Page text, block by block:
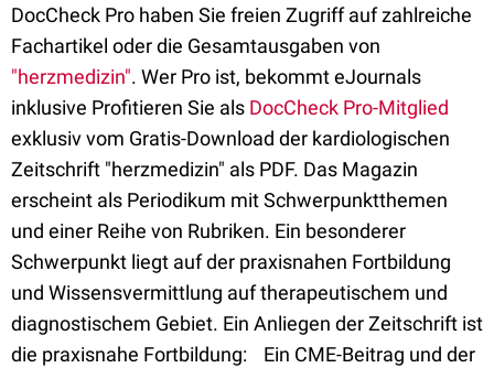
DocCheck Pro haben Sie freien Zugriff auf zahlreiche
Fachartikel oder die Gesamtausgaben von
"herzmedizin". Wer Pro ist, bekommt eJournals
inklusive Profitieren Sie als DocCheck Pro-Mitglied
exklusiv vom Gratis-Download der kardiologischen
Zeitschrift "herzmedizin" als PDF. Das Magazin
erscheint als Periodikum mit Schwerpunktthemen
und einer Reihe von Rubriken. Ein besonderer
Schwerpunkt liegt auf der praxisnahen Fortbildung
und Wissensvermittlung auf therapeutischem und
diagnostischem Gebiet. Ein Anliegen der Zeitschrift ist
die praxisnahe Fortbildung: Ein CME-Beitrag und der